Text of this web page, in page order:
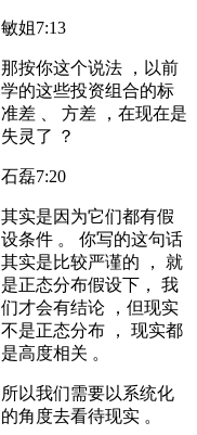
敏姐7:13
那按你这个说法 ，以前
学的这些投资组合的标
准差 、 方差 ，在现在是
失灵了 ？
石磊7:20
其实是因为它们都有假
设条件 。 你写的这句话
其实是比较严谨的 ， 就
是正态分布假设下， 我
们才会有结论 ，但现实
不是正态分布 ， 现实都
是高度相关 。
所以我们需要以系统化
的角度去看待现实 。